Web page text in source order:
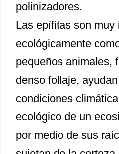
polinizadores.
Las epífitas son muy
ecológicamente
pequeños animales,
denso follaje,
condiciones
ecológico de un
por medio de sus